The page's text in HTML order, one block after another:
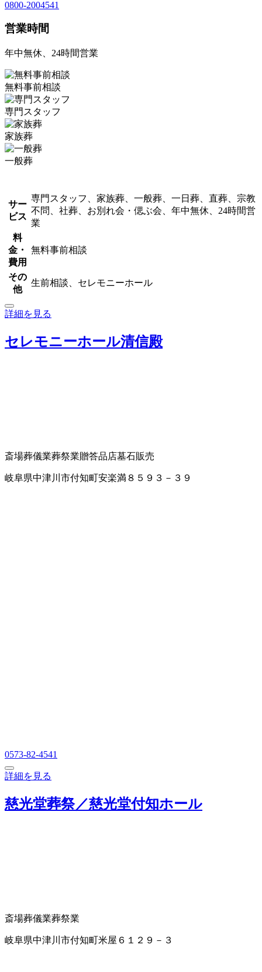
0800-2004541
営業時間
年中無休、24時間営業
無料事前相談
専門スタッフ
家族葬
一般葬
サー
ビス
専門スタッフ、家族葬、一般葬、一日葬、直葬、宗教
不問、社葬、お別れ会・偲ぶ会、年中無休、24時間営
業
料
金・
費用
無料事前相談
その
他
生前相談、セレモニーホール
詳細を見る
セレモニーホール清信殿
斎場葬儀業葬祭業贈答品店墓石販売
岐阜県中津川市付知町安楽満８５９３－３９
0573-82-4541
詳細を見る
慈光堂葬祭／慈光堂付知ホール
斎場葬儀業葬祭業
岐阜県中津川市付知町米屋６１２９－３